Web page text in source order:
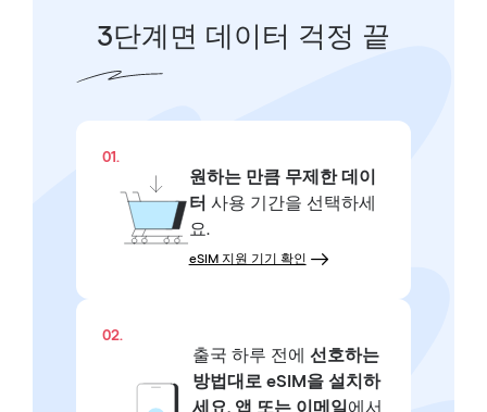
3단계면 데이터 걱정 끝
01.
원하는 만큼 무제한 데이
터 사용 기간을 선택하세
요.
eSIM 지원 기기 확인
02.
출국 하루 전에 선호하는
방법대로 eSIM을 설치하
세요. 앱 또는 이메일 에서